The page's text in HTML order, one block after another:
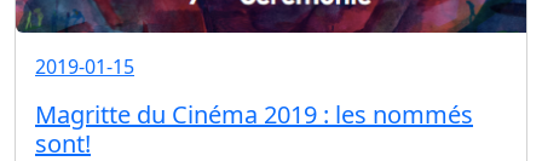
2019-01-15
Magritte du Cinéma 2019 : les nommés
sont!